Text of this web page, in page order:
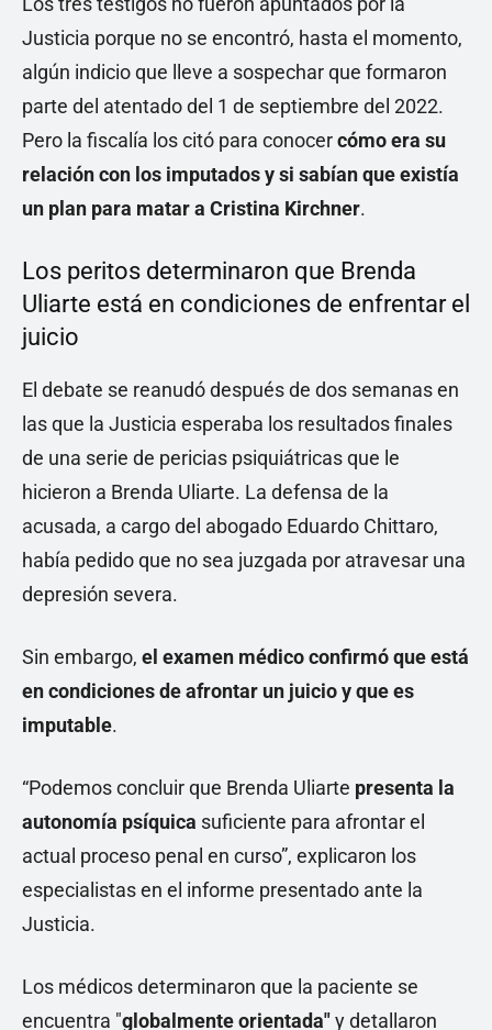
Justicia porque no se encontró, hasta el momento,
algún indicio que lleve a sospechar que formaron
parte del atentado del 1 de septiembre del 2022.
Pero la fiscalía los citó para conocercómo era su
relación con los imputados y si sabían que existía
un plan para matar a Cristina Kirchner.
Los peritos determinaron que Brenda
Uliarte está en condiciones de enfrentar el
juicio
El debate se reanudó después de dos semanas en
las que la Justicia esperaba los resultados finales
de una serie de pericias psiquiátricas que le
hicieron a Brenda Uliarte. La defensa de la
acusada, a cargo del abogado Eduardo Chittaro,
había pedido que no sea juzgada por atravesar una
depresión severa.
Sin embargo, el examen médico confirmó que está
en condiciones de afrontar un juicio y que es
imputable.
“Podemos concluir que Brenda Uliarte presenta la
autonomía psíquica suficiente para afrontar el
actual proceso penal en curso”, explicaron los
especialistas en el informe presentado ante la
Justicia.
Los médicos determinaron que la paciente se
encuentra "globalmente orientada"y detallaron